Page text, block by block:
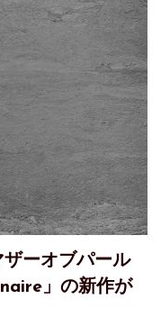
ーオブパール
」の新作が